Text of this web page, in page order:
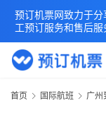
首页 国际航班 广州
预订机票网致力于
工预订服务和售后服